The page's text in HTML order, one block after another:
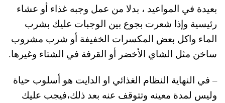
بعيدة في المواعيد ، بدلا من عمل وجبه غذاء أو عشاء
رئيسية وإذا شعرت بجوع بين الوجبات عليك بشرب
الماء واكل بعض المكسرات الخفيفة أو شرب مشروب
ساخن مثل الشاي الأخضر أو القرفة في الشتاء وغيرها.
– في النهاية النظام الغذائي او الدايت هو أسلوب حياة
وليس لمدة معينه وتتوقف عنه بعد ذلك،فيجب عليك